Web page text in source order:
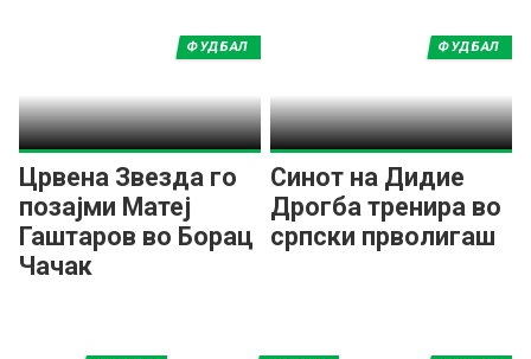
Црвена Звезда го
позајми Матеј
Гаштаров во Борац
Чачак
ФУДБАЛ
Синот на Дидие
Дрогба тренира во
српски прволигаш
ФУДБАЛ